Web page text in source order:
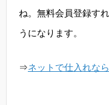
ね。無料会員登録す
うになります。
⇒ネットで仕入れな